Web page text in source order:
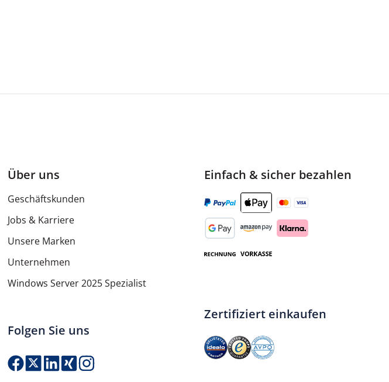
Über uns
Geschäftskunden
Jobs & Karriere
Unsere Marken
Unternehmen
Windows Server 2025 Spezialist
Folgen Sie uns
Einfach & sicher bezahlen
Zertifiziert einkaufen